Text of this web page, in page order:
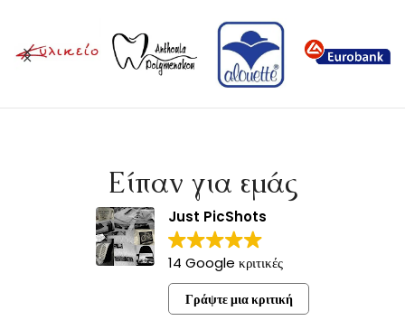
Είπαν για εμάς
Just PicShots
14 Google κριτικές
Γράψτε μια κριτική